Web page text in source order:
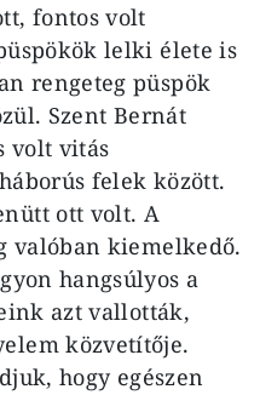
fontos volt
lelki élete is
rengeteg püspök
Szent Bernát
volt vitás
felek között.
ott volt. A
valóban kiemelkedő.
hangsúlyos a
azt vallották,
közvetítője.
hogy egészen